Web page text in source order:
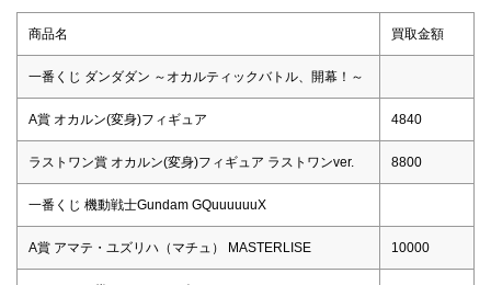
商品名 買取金額
一番くじ ダンダダン ～オカルティックバトル、開幕！～
A賞 オカルン(変身)フィギュア 4840
ラストワン賞 オカルン(変身)フィギュア ラストワンver. 8800
一番くじ 機動戦士Gundam GQuuuuuuX
A賞 アマテ・ユズリハ（マチュ） MASTERLISE 10000